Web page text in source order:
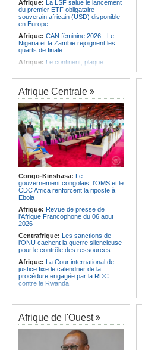
Afrique:
La LSF salue le lancement
du premier ETF obligataire
souverain africain (USD) disponible
en Europe
Afrique: CAN féminine 2026 - Le
Nigeria et la Zambie rejoignent les
quarts de finale
Afrique: Le continent, plaque
Afrique:Pourquoi l'avenir du textile
africain est bien plus prometteur que
ne le laissent penser les chiffres
Afrique:L'essor historique de
l'Éthiopie met à mal la campagne
d'hostilité menée par Le Caire
Afrique:La Cour international de
justice fixe le calendrier de la
procédure engagée par la RDC
contre le Rwanda
Afrique:Ligue des Champions de la
CAF - L'Espérance exemptée au
premier tour, le Club Africain hérite
du Djoliba AC
Afrique: Un consortium européen
développe un modèle de production
novateur pour les ingrédients
opportunité pour le pays
Afrique Centrale
Congo-Kinshasa: Le
gouvernement congolais, l'OMS et le
CDC Africa renforcent la riposte à
Ebola
Afrique: Revue de presse de
l'Afrique Francophone du 06 aout
2026
Centrafrique: Les sanctions de
l'ONU cachent la guerre silencieuse
pour le contrôle des ressources
Afrique: La Cour international de
justice fixe le calendrier de la
procédure engagée par la RDC
contre le Rwanda
Congo-Kinshasa:Plan stratégique
triennal 2026-2028 - L'IGF place la
digitalisation au coeur des réformes
Afrique de l'Ouest